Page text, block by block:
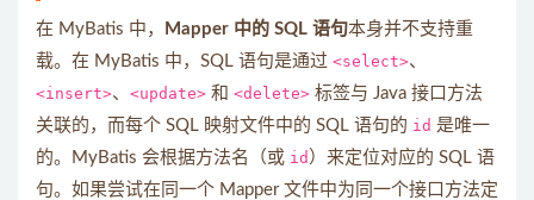
在 MyBatis 中， Mapper 中的 SQL 语句本身并不支持重
载。在 MyBatis 中，SQL 语句是通过 <select>、
<insert>、 <update> 和 <delete> 标签与 Java 接口方法
关联的，而每个 SQL 映射文件中的 SQL 语句的 id 是唯一
的。MyBatis 会根据方法名（或 id ）来定位对应的 SQL 语
句。如果尝试在同一个 Mapper 文件中为同一个接口方法定